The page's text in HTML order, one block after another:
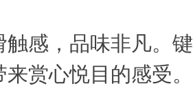
感，品味非凡。键
赏心悦目的感受。